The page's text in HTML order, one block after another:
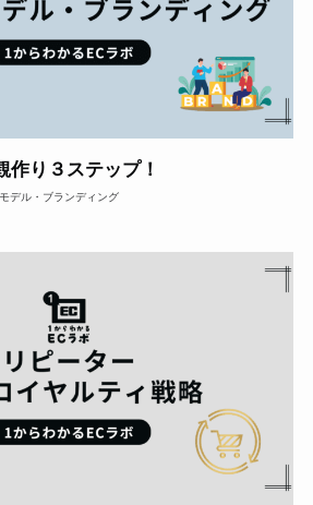
作り３ステップ！
デル・ブランディング